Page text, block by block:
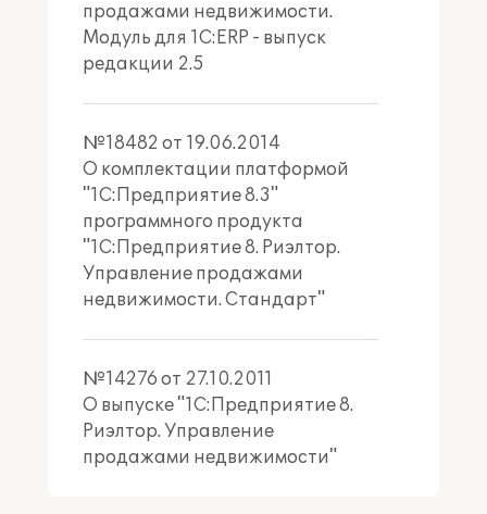
продажами недвижимости.
Модуль для 1С:ERP - выпуск
редакции 2.5
№18482 от 19.06.2014
О комплектации платформой
"1С:Предприятие 8.3"
программного продукта
"1С:Предприятие 8. Риэлтор.
Управление продажами
недвижимости. Стандарт"
№14276 от 27.10.2011
О выпуске "1С:Предприятие 8.
Риэлтор. Управление
продажами недвижимости"